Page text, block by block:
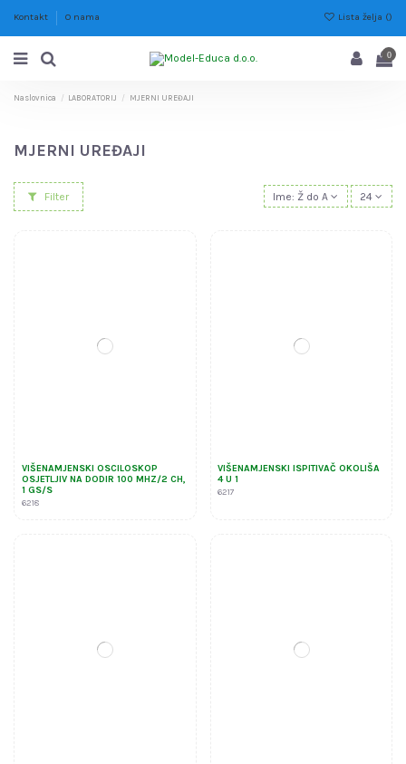
Kontakt O nama Lista želja ()
0
Naslovnica LABORATORIJ MJERNI UREĐAJI
MJERNI UREĐAJI
Filter Ime: Ž do A 24
VIŠENAMJENSKI OSCILOSKOP
OSJETLJIV NA DODIR 100 MHZ/2 CH,
1 GS/S
6218
VIŠENAMJENSKI ISPITIVAČ OKOLIŠA
4 U 1
6217